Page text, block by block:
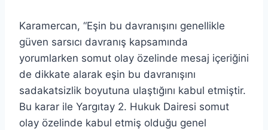
Karamercan, “Eşin bu davranışını genellikle
güven sarsıcı davranış kapsamında
yorumlarken somut olay özelinde mesaj içeriğini
de dikkate alarak eşin bu davranışını
sadakatsizlik boyutuna ulaştığını kabul etmiştir.
Bu karar ile Yargıtay 2. Hukuk Dairesi somut
olay özelinde kabul etmiş olduğu genel